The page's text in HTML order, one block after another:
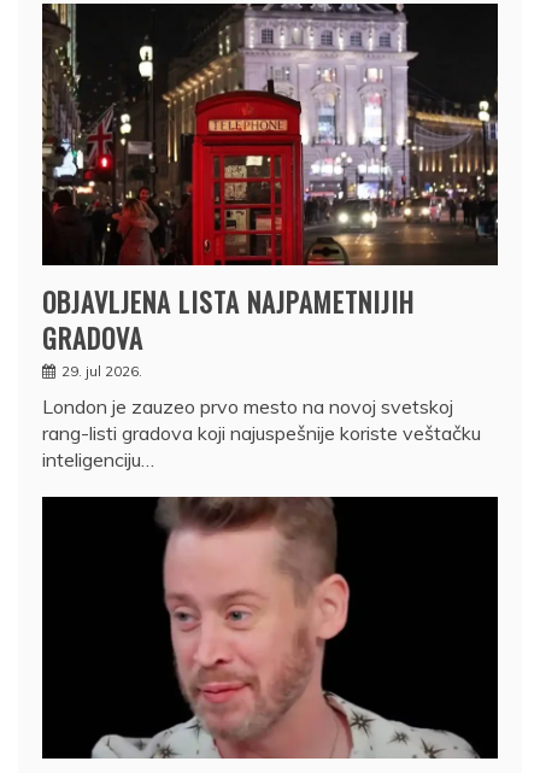
OBJAVLJENA LISTA NAJPAMETNIJIH
GRADOVA
29. jul 2026.
London je zauzeo prvo mesto na novoj svetskoj
rang-listi gradova koji najuspešnije koriste veštačku
inteligenciju…